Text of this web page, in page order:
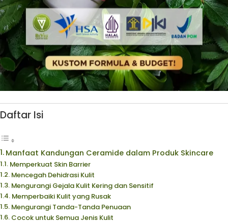
Daftar Isi
Manfaat Kandungan Ceramide dalam Produk Skincare
Memperkuat Skin Barrier
Mencegah Dehidrasi Kulit
Mengurangi Gejala Kulit Kering dan Sensitif
Memperbaiki Kulit yang Rusak
Mengurangi Tanda-Tanda Penuaan
Cocok untuk Semua Jenis Kulit